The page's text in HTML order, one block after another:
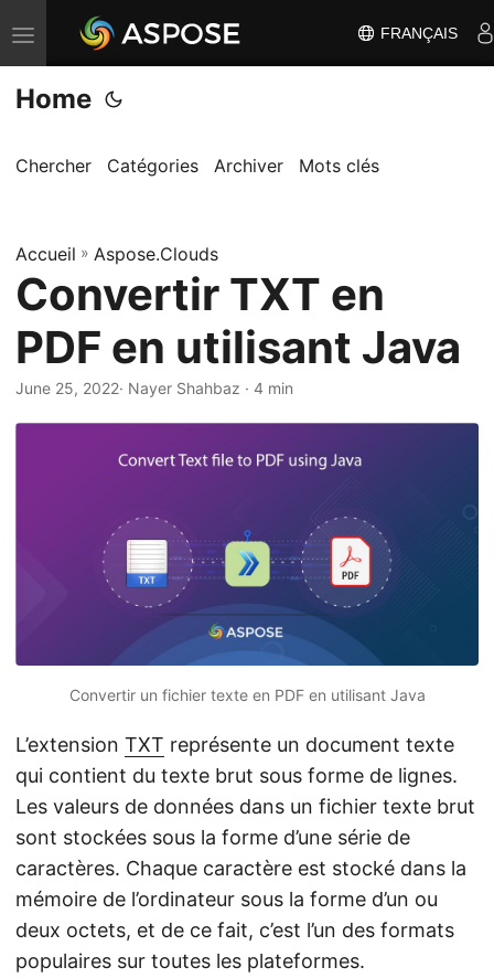
B
a
s
u
r
l
a
n
a
FRANÇAIS
Home
Chercher Catégories Archiver Mots clés
Accueil » Aspose.Clouds
Convertir TXT en
PDF en utilisant Java
June 25, 2022· Nayer Shahbaz · 4 min
Convertir un fichier texte en PDF en utilisant Java
L’extension TXT représente un document texte
qui contient du texte brut sous forme de lignes.
Les valeurs de données dans un fichier texte brut
sont stockées sous la forme d’une série de
caractères. Chaque caractère est stocké dans la
mémoire de l’ordinateur sous la forme d’un ou
deux octets, et de ce fait, c’est l’un des formats
populaires sur toutes les plateformes.